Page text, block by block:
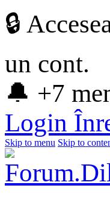
🔒
un cont.
🔔 +7
Login
Skip to menu Skip to